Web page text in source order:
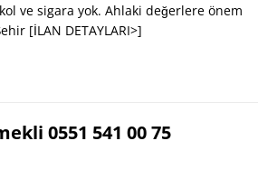
ve sigara yok. Ahlaki değerlere önem
[İLAN DETAYLARI>]
0551 541 00 75